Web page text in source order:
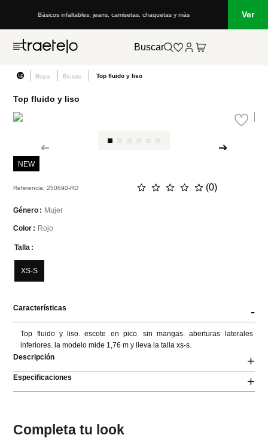
Básicos infaltables: jeans, camisetas, chaquetas y más Ver
Buscar
Ropa Blusas Top fluido y liso
Top fluido y liso
NEW
Referencia:250690-RD ☆ ☆ ☆ ☆ ☆ (0)
Género Mujer
Color Rojo
Talla
XS-S
Características -
Top fluido y liso. escote en pico. sin mangas. aberturas laterales
inferiores. la modelo mide 1,76 m y lleva la talla xs-s.
Descripción
+
Especificaciones +
Completa tu look